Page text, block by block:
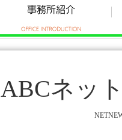
ABCネッ